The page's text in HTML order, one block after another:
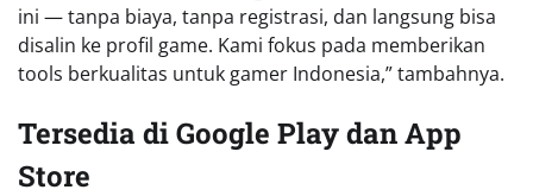
ini — tanpa biaya, tanpa registrasi, dan langsung bisa
disalin ke profil game. Kami fokus pada memberikan
tools berkualitas untuk gamer Indonesia,” tambahnya.
Tersedia di Google Play dan App
Store